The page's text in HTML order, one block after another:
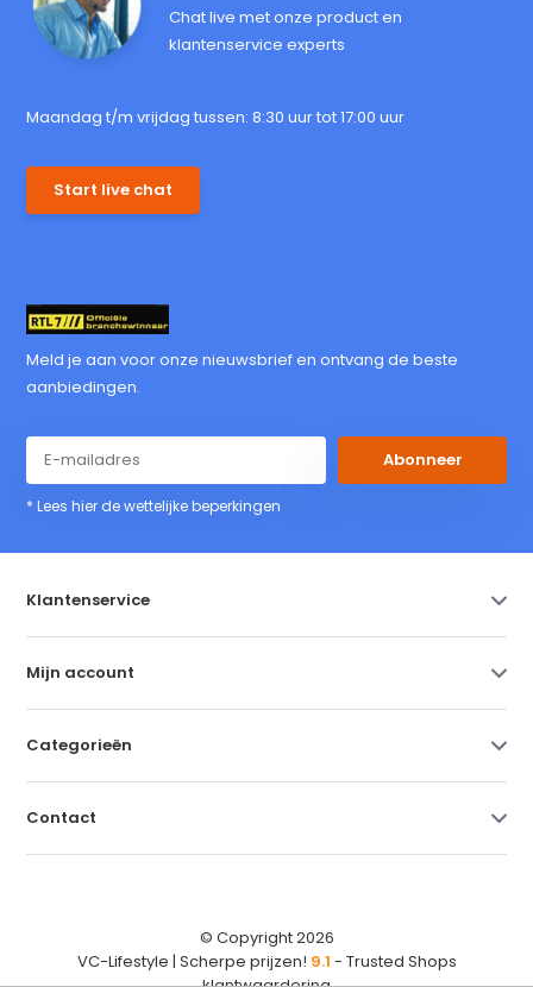
Chat live met onze product en
klantenservice experts
Maandag t/m vrijdag tussen: 8:30 uur tot 17:00 uur
Start live chat
Meld je aan voor onze nieuwsbrief en ontvang de beste
aanbiedingen.
Abonneer
* Lees hier de wettelijke beperkingen
Klantenservice
Mijn account
Categorieën
Contact
© Copyright 2026
VC-Lifestyle | Scherpe prijzen! 9.1 - Trusted Shops